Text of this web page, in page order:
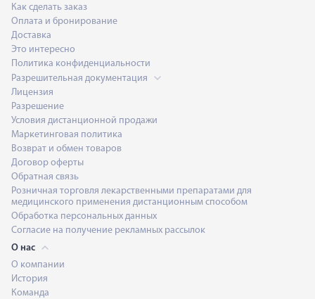
Как сделать заказ
Оплата и бронирование
Доставка
Это интересно
Политика конфиденциальности
Разрешительная документация
Лицензия
Разрешение
Условия дистанционной продажи
Маркетинговая политика
Возврат и обмен товаров
Договор оферты
Обратная связь
Розничная торговля лекарственными препаратами для
медицинского применения дистанционным способом
Обработка персональных данных
Согласие на получение рекламных рассылок
О нас
О компании
История
Команда